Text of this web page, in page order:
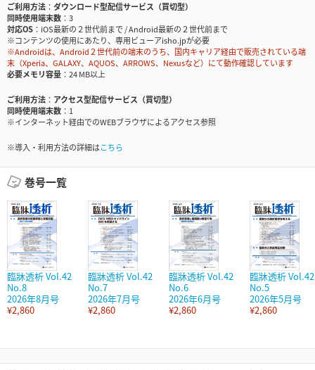
ご利用方法
ダウンロード型配信サービス（買切型）
同時使用端末数
3
対応OS
iOS最新の２世代前まで / Android最新の２世代前まで
※コンテンツの使用にあたり、専用ビューアisho.jpが必要
※Androidは、Android２世代前の端末のうち、国内キャリア経由で販売されている端
末（Xperia、GALAXY、AQUOS、ARROWS、Nexusなど）にて動作確認しています
必要メモリ容量
24 MB以上
ご利用方法
アクセス型配信サービス（買切型）
同時使用端末数
1
※インターネット経由でのWEBブラウザによるアクセス参照
※導入・利用方法の詳細はこちら
巻号一覧
臨牀透析 Vol.42
No.8
2026年8月号
¥2,860
臨牀透析 Vol.42
No.7
2026年7月号
¥2,860
臨牀透析 Vol.42
No.6
2026年6月号
¥2,860
臨牀透析 Vol.42
No.5
2026年5月号
¥2,860